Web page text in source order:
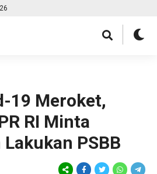
19 Meroket,
RI Minta
PSBB